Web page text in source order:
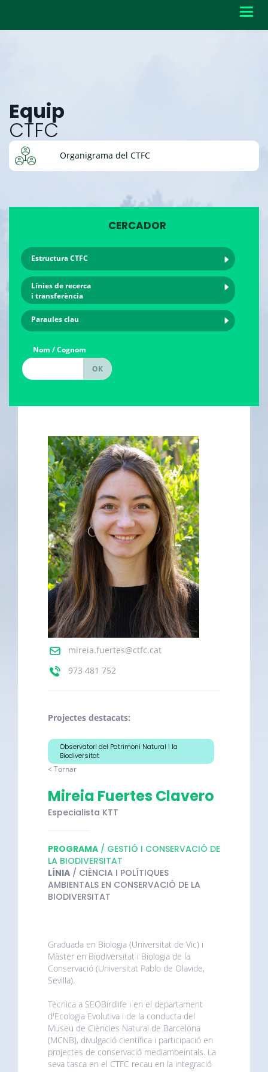
Equip
CTFC
Organigrama del CTFC
CERCADOR
Estructura CTFC
Línies de recerca
i transferència
Paraules clau
Nom / Cognom
mireia.fuertes@ctfc.cat
973 481 752
Projectes destacats:
Observatori del Patrimoni Natural i la
Biodiversitat
< Tornar
Mireia Fuertes Clavero
Especialista KTT
PROGRAMA / GESTIÓ I CONSERVACIÓ DE
LA BIODIVERSITAT
LÍNIA / CIÈNCIA I POLÍTIQUES
AMBIENTALS EN CONSERVACIÓ DE LA
BIODIVERSITAT
Graduada en Biologia (Universitat de Vic) i
Màster en Biodiversitat i Biologia de la
Conservació (Universitat Pablo de Olavide,
Sevilla).
Tècnica a SEOBirdlife i en el departament
d'Ecologia Evolutiva i de la conducta del
Museu de Ciències Natural de Barcelona
(MCNB), divulgació científica i participació en
projectes de conservació mediambeintals. La
seva tasca en el CTFC recau en la integració